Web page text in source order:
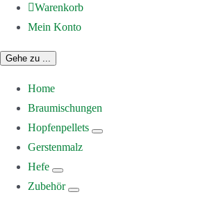
Warenkorb
Mein Konto
Gehe zu ...
Home
Braumischungen
Hopfenpellets
Gerstenmalz
Hefe
Zubehör